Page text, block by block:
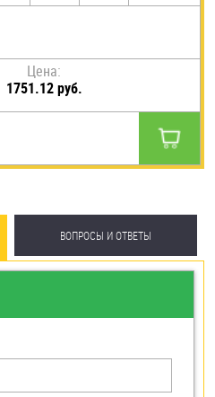
Цена:
1751.12 руб.
ВОПРОСЫ И ОТВЕТЫ